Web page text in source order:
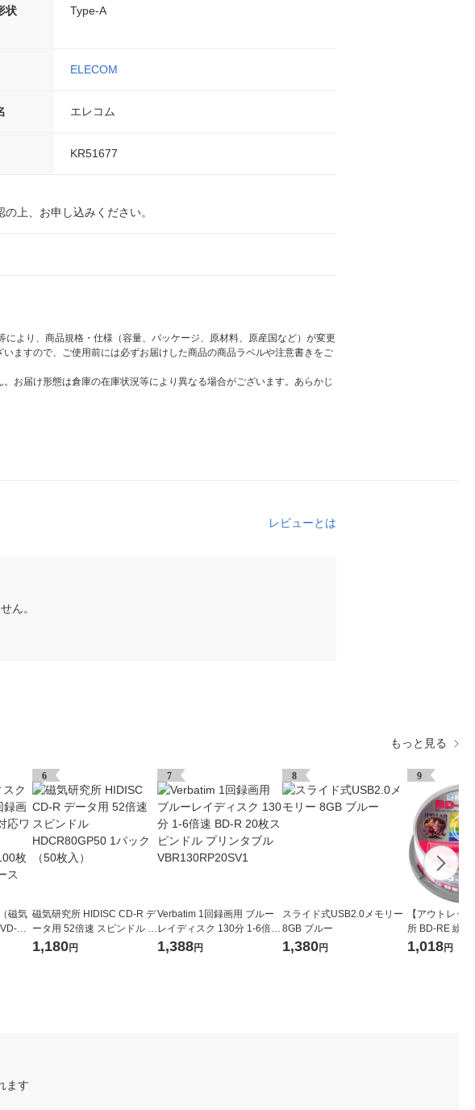
状 Type-A
ELECOM
エレコム
KR51677
上、お申し込みください。
より、商品規格・仕様（容量、パッケージ、原材料、原産国など）が変更
ますので、ご使用前には必ずお届けした商品の商品ラベルや注意書きをご
お届け形態は倉庫の在庫状況等により異なる場合がございます。あらかじ
レビューとは
ん。
もっと見る
磁気
R 1
タブ
6
磁気研究所 HIDISC CD-R デ
ータ用 52倍速 スピンドル H
DCR80GP50 1パック（50
1,180円
7
Verbatim 1回録画用 ブルー
レイディスク 130分 1-6倍速
BD-R 20枚スピンドル プリ
1,388円
8
スライド式USB2.0メモリー
8GB ブルー
1,380円
9
【アウトレッ
所 BD-RE 繰返
共用 2倍速 ス
1,018円
ます